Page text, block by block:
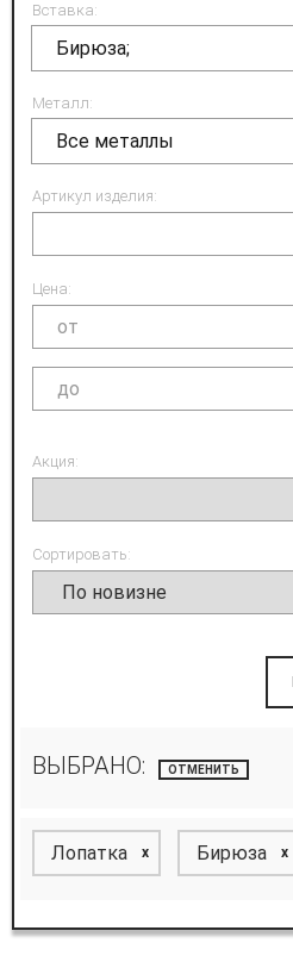
Вставка:
Бирюза;
Металл:
Все металлы
Артикул изделия:
Цена:
Акция:
Сортировать:
ВЫБРАНО: ОТМЕНИТЬ
Лопатка x Бирюза x